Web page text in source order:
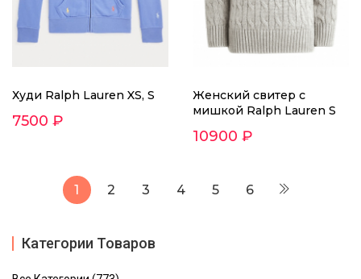
Худи Ralph Lauren XS, S
7500 ₽
Женский свитер с
мишкой Ralph Lauren S
10900 ₽
1 2 3 4 5 6
Категории Товаров